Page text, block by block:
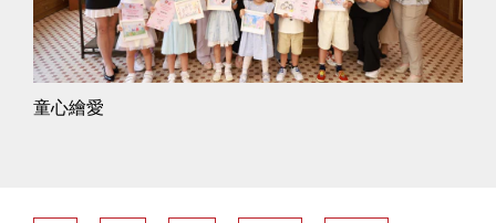
童心繪愛